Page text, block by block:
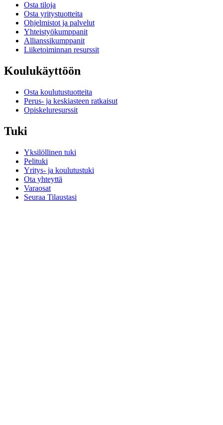
Osta tiloja
Osta yritystuotteita
Ohjelmistot ja palvelut
Yhteistyökumppanit
Allianssikumppanit
Liiketoiminnan resurssit
Koulukäyttöön
Osta koulutustuotteita
Perus- ja keskiasteen ratkaisut
Opiskeluresurssit
Tuki
Yksilöllinen tuki
Pelituki
Yritys- ja koulutustuki
Ota yhteyttä
Varaosat
Seuraa Tilaustasi